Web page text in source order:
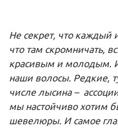
Не секрет, что каждый
что там скромничать,
красивым и молодым.
наши волосы. Редкие,
числе лысина –
мы настойчиво хотим
шевелюры. И самое